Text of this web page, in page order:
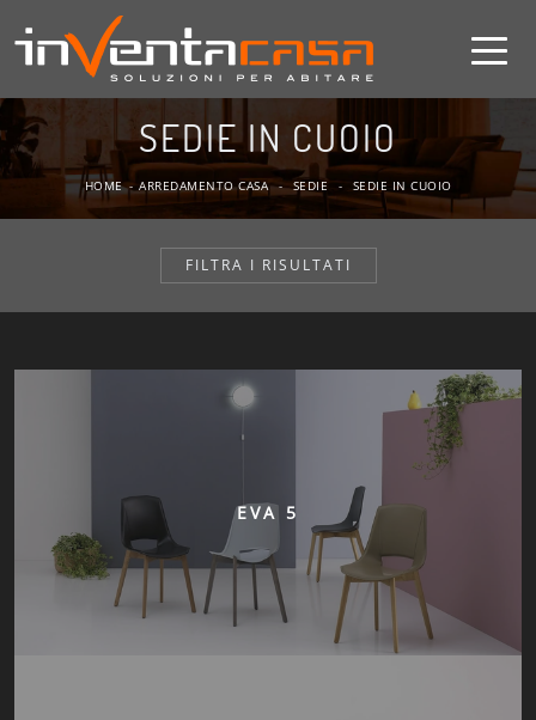
SEDIE IN CUOIO
HOME - ARREDAMENTO CASA - SEDIE - SEDIE IN CUOIO
FILTRA I RISULTATI
EVA 5